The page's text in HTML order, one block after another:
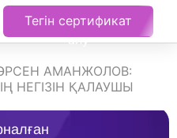
Тегін сертификат
алу
АМАНЖОЛОВ:
НЕГІЗІН ҚАЛАУШЫ